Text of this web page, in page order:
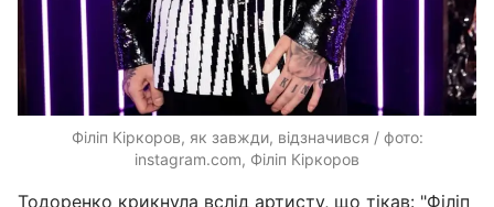
Філіп Кіркоров, як завжди, відзначився / фото:
instagram.com, Філіп Кіркоров
Тодоренко крикнула вслід артисту, що тікав: "Філіп